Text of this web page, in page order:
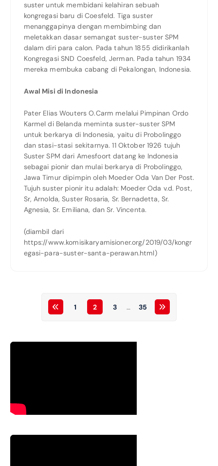
suster untuk membidani kelahiran sebuah
kongregasi baru di Coesfeld. Tiga suster
menanggapinya dengan membimbing dan
meletakkan dasar semangat suster-suster SPM
dalam diri para calon. Pada tahun 1855 didirikanlah
Kongregasi SND Coesfeld, Jerman. Pada tahun 1934
mereka membuka cabang di Pekalongan, Indonesia.
Awal Misi di Indonesia
Pater Elias Wouters O.Carm melalui Pimpinan Ordo
Karmel di Belanda meminta suster-suster SPM
untuk berkarya di Indonesia, yaitu di Probolinggo
dan stasi-stasi sekitarnya. 11 Oktober 1926 tujuh
Suster SPM dari Amesfoort datang ke Indonesia
sebagai pionir dan mulai berkarya di Probolinggo,
Jawa Timur dipimpin oleh Moeder Oda Van Der Post.
Tujuh suster pionir itu adalah: Moeder Oda v.d. Post,
Sr, Arnolda, Suster Rosaria, Sr. Bernadetta, Sr.
Agnesia, Sr. Emiliana, dan Sr. Vincenta.
(diambil dari
https://www.komisikaryamisioner.org/2019/03/kongr
egasi-para-suster-santa-perawan.html)
1 2 3 … 35